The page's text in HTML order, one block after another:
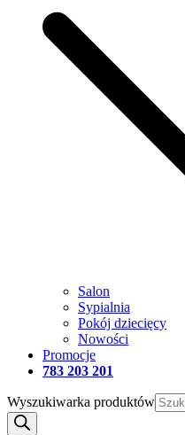
Salon
Sypialnia
Pokój dziecięcy
Nowości
Promocje
783 203 201
Wyszukiwarka produktów